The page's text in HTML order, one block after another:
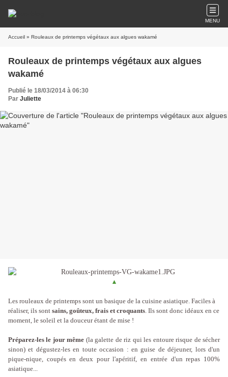
MENU
Accueil » Rouleaux de printemps végétaux aux algues wakamé
Rouleaux de printemps végétaux aux algues
wakamé
Publié le 18/03/2014 à 06:30
Par Juliette
▴
Les rouleaux de printemps sont un basique de la cuisine asiatique. Faciles à
réaliser, ils sont sains, goûteux, frais et croquants. Ils sont donc idéaux en ce
moment, le soleil et la douceur étant de mise !
Préparez-les le jour même (la galette de riz qui les entoure risque de sécher
sinon) et dégustez-les en toute occasion : en guise de déjeuner, lors d'un
pique-nique, coupés en deux pour l'apéritif, en entrée d'un repas 100%
asiatique...